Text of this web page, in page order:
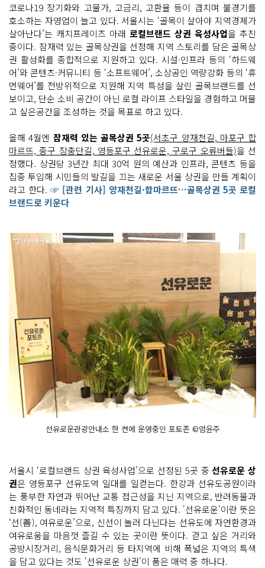
코로나19 장기화와 고물가, 고금리, 고환율 등이 겹치며 불경기를
호소하는 자영업이 늘고 있다. 서울시는 ‘골목이 살아야 지역경제가
살아난다’는 캐치프레이즈 아래 로컬브랜드 상권 육성사업을 추진
중이다. 잠재력 있는 골목상권을 선정해 지역 스토리를 담은 골목상
권 활성화를 종합적으로 지원하고 있다. 시설·인프라 등의 ‘하드웨
어’와 콘텐츠·커뮤니티 등 ‘소프트웨어’, 소상공인 역량강화 등의 ‘휴
먼웨어’를 전방위적으로 지원해 지역 특성을 살린 골목브랜드를 선
보이고, 단순 소비 공간이 아닌 로컬 라이프 스타일을 경험하고 머물
고 싶은공간을 조성하는 것을 목표로 하고 있다.
올해 4월엔 잠재력 있는 골목상권 5곳(서초구 양재천길, 마포구 합
마르뜨, 중구 장충단길, 영등포구 선유로운, 구로구 오류버들)을 선
정했다. 상권당 3년간 최대 30억 원의 예산과 인프라, 콘텐츠 등을
집중 투입해 시민들의 발길을 끄는 새로운 서울 상권을 만들 계획이
라고 한다.☞ [관련 기사] 양재천길·합마르뜨…골목상권 5곳 로컬
브랜드로 키운다
선유로운관광안내소 한 켠에 운영중인 포토존 ©엄윤주
서울시 ‘로컬브랜드 상권 육성사업’으로 선정된 5곳 중선유로운 상
권은 영등포구 선유도역 일대를 일컫는다. 한강과 선유도공원이라
는 풍부한 자연과 뛰어난 교통 접근성을 지닌 지역으로, 반려동물과
친화적인 동네라는 지역적 특징까지 담고 있다. '선유로운'이란 뜻은
‘선(善), 여유로운’으로, 신선이 놀러 다닌다는 선유도에 자연환경과
여유로움을 마음껏 즐길 수 있는 곳이란 뜻이다. 걷고 싶은 거리와
공방시장거리, 음식문화거리 등 타지역에 비해 폭넓은 지역의 특색
을 담고 있다는 것도 '선유로운 상권'이 품은 매력 중 하나다.